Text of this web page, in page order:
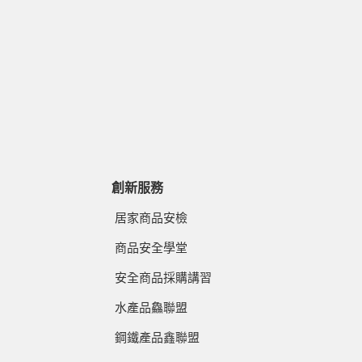
創新服務
居家商品安檢
商品安全學堂
安全商品採購講習
水產品鱻聯盟
鋼鐵產品鑫聯盟